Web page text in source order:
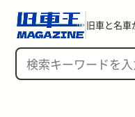
旧車と名車